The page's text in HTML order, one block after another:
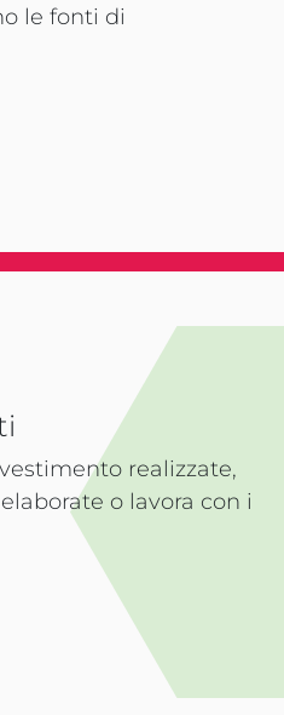
le fonti di
realizzate,
o lavora con i